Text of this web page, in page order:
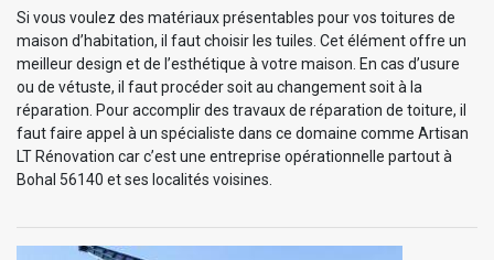
Si vous voulez des matériaux présentables pour vos toitures de
maison d’habitation, il faut choisir les tuiles. Cet élément offre un
meilleur design et de l’esthétique à votre maison. En cas d’usure
ou de vétuste, il faut procéder soit au changement soit à la
réparation. Pour accomplir des travaux de réparation de toiture, il
faut faire appel à un spécialiste dans ce domaine comme Artisan
LT Rénovation car c’est une entreprise opérationnelle partout à
Bohal 56140 et ses localités voisines.